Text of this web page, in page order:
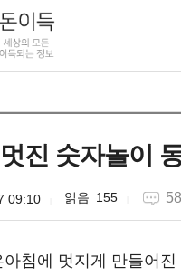
진 숫자놀이
09:10 155 58
아침에 멋지게 만들어